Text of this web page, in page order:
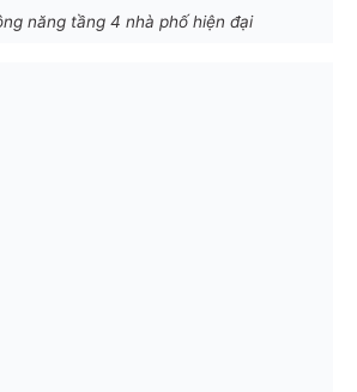
năng tầng 4 nhà phố hiện đại